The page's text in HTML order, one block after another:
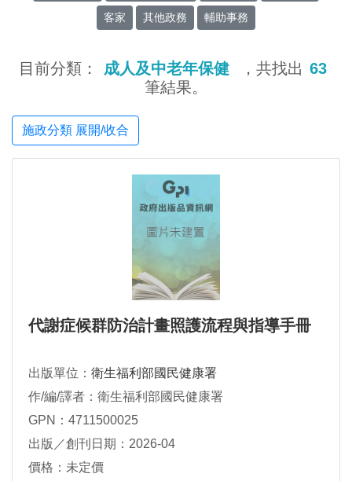
客家 其他政務 輔助事務
目前分類： 成人及中老年保健 ，共找出 63
筆結果。
施政分類 展開/收合
代謝症候群防治計畫照護流程與指導手冊
出版單位： 衛生福利部國民健康署
作/編/譯者：衛生福利部國民健康署
GPN：4711500025
出版／創刊日期：2026-04
價格：未定價